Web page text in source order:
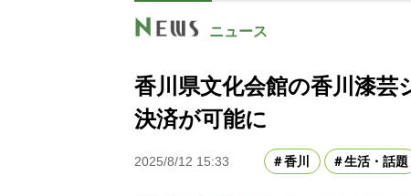
ニュース
香川県文化会館の香川漆
決済が可能に
2025/8/12 15:33 香川 生活・話題